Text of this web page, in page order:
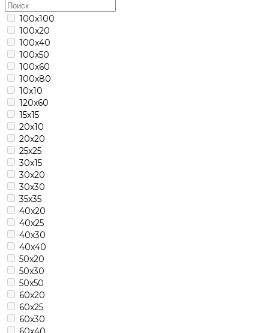
100х100
100х20
100х40
100х50
100х60
100х80
10х10
120х60
15х15
20х10
20х20
25х25
30х15
30х20
30х30
35х35
40х20
40х25
40х30
40х40
50х20
50х30
50х50
60х20
60х25
60х30